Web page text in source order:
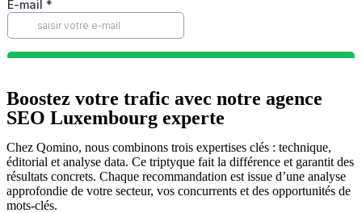
Boostez votre trafic avec notre agence
SEO Luxembourg experte
Chez Qomino, nous combinons trois expertises clés : technique,
éditorial et analyse data. Ce triptyque fait la différence et garantit des
résultats concrets. Chaque recommandation est issue d’une analyse
approfondie de votre secteur, vos concurrents et des opportunités de
mots-clés.